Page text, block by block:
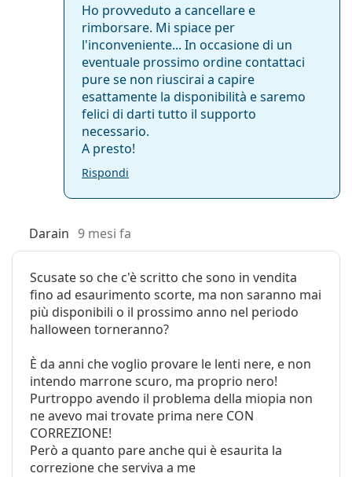
Ho provveduto a cancellare e
rimborsare. Mi spiace per
l'inconveniente... In occasione di un
eventuale prossimo ordine contattaci
pure se non riuscirai a capire
esattamente la disponibilità e saremo
felici di darti tutto il supporto
necessario.
A presto!
Rispondi
Darain 9 mesi fa
Scusate so che c'è scritto che sono in vendita
fino ad esaurimento scorte, ma non saranno mai
più disponibili o il prossimo anno nel periodo
halloween torneranno?
È da anni che voglio provare le lenti nere, e non
intendo marrone scuro, ma proprio nero!
Purtroppo avendo il problema della miopia non
ne avevo mai trovate prima nere CON
CORREZIONE!
Però a quanto pare anche qui è esaurita la
correzione che serviva a me